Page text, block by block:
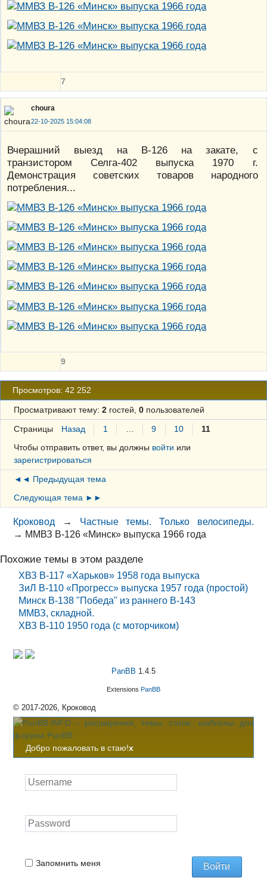
7
choura
22-10-2025 15:04:08
Вчерашний выезд на В-126 на закате, с
транзистором Селга-402 выпуска 1970 г.
Демонстрация советских товаров народного
потребления...
9
Просмотров: 42 252
Просматривают тему: 2гостей, 0пользователей
Страницы Назад 1 9 10
11
Чтобы отправить ответ, вы должны войти или
зарегистрироваться
◄◄ Предыдущая тема
Следующая тема ►►
Кроковод → Частные темы. Только велосипеды.
→ ММВЗ В-126 «Минск» выпуска 1966 года
Похожие темы в этом разделе
ХВЗ В-117 «Харьков» 1958 года выпуска
ЗиЛ В-110 «Прогресс» выпуска 1957 года (простой)
Минск В-138 "Победа" из раннего В-143
ММВЗ, складной.
ХВЗ В-110 1950 года (с моторчиком)
PanBB 1.4.5
Extensions PanBB
© 2017-2026, Кроковод
Добро пожаловать в стаю!x
Запомнить меня